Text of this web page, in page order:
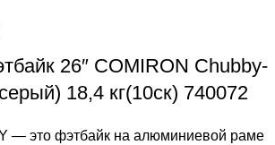
26″ COMIRON Chubby-
18,4 кг(10cк) 740072
— это фэтбайк на алюминиевой раме